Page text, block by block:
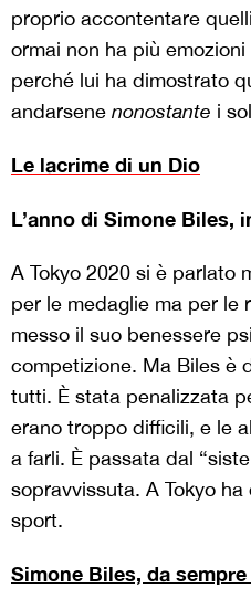
proprio accontentare
ormai non ha più
perché lui ha dimostrato
andarsene nonostante i
Le lacrime di un Dio
L’anno di Simone Biles,
A Tokyo 2020 si è parlato
per le medaglie ma per le
messo il suo benessere
competizione. Ma Biles è
tutti. È stata penalizzata
erano troppo difficili, e le
a farli. È passata dal
sopravvissuta. A Tokyo
sport.
Simone Biles, da